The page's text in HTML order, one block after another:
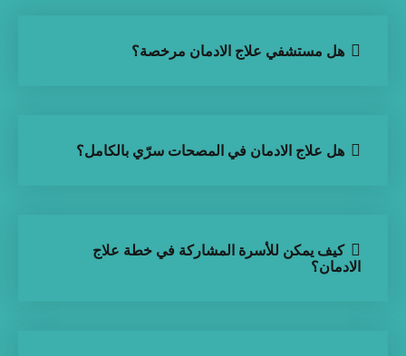
هل مستشفي علاج الادمان مرخصة؟
هل علاج الادمان في المصحات سرّي بالكامل؟
كيف يمكن للأسرة المشاركة في خطة علاج
الادمان؟